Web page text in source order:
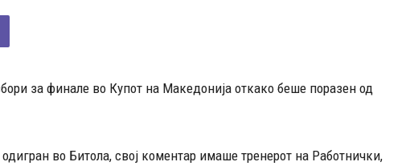
за финале во Купот на Македонија откако беше поразен од
во Битола, свој коментар имаше тренерот на Работнички,